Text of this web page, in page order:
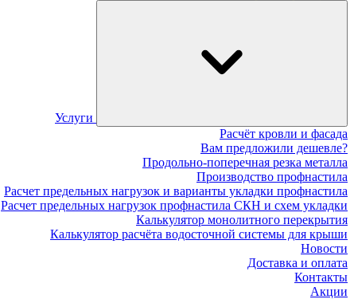
Услуги
Расчёт кровли и фасада
Вам предложили дешевле?
Продольно-поперечная резка металла
Производство профнастила
Расчет предельных нагрузок и варианты укладки профнастила
Расчет предельных нагрузок профнастила СКН и схем укладки
Калькулятор монолитного перекрытия
Калькулятор расчёта водосточной системы для крыши
Новости
Доставка и оплата
Контакты
Акции